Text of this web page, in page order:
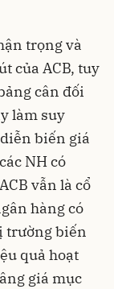
trọng và
của ACB, tuy
cân đối
làm suy
biến giá
NH có
vẫn là cổ
hàng có
trường biến
quả hoạt
giá mục